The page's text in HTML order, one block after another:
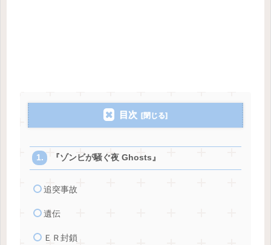
目次
『ゾンビが騒ぐ夜 Ghosts』
追突事故
遺伝
ＥＲ封鎖